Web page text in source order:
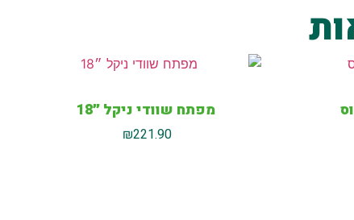
מפתח שוודי ניקל ״18
₪221.90